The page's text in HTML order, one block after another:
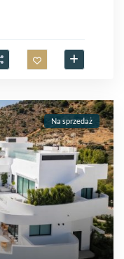
Na sprzedaż